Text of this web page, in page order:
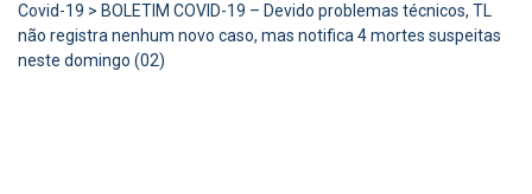
Covid-19 > BOLETIM COVID-19 – Devido problemas técnicos, TL
não registra nenhum novo caso, mas notifica 4 mortes suspeitas
neste domingo (02)